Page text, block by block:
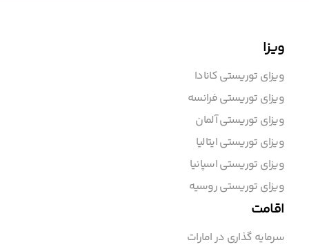
ویزا
ویزای توریستی کانادا
ویزای توریستی فرانسه
ویزای توریستی آلمان
ویزای توریستی ایتالیا
ویزای توریستی اسپانیا
ویزای توریستی روسیه
اقامت
سرمایه گذاری در امارات